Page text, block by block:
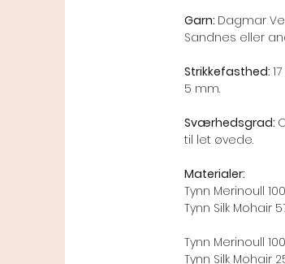
Garn: Dagmar
Sandnes eller
Strikkefasthed:
5 mm.
Sværhedsgrad:
til let øvede.
Materialer:
Tynn Merinoull
Tynn Silk Mohair
Tynn Merinoull
Tynn Silk Mohair